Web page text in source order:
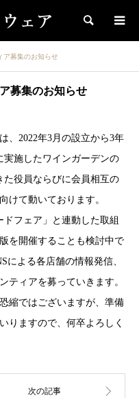
検索
ア募集のお知らせ
募集のお知らせ
、2022年3月の設立から3年
実施したワインガーデンの
た役員ならびに会員相互の
けて動いております。
フェア」と連動した取組
を開催することも検討中で
による各店舗の情報発信、
ティアを募っていきます。
縮ではございますが、準備
りますので、何卒よろしく